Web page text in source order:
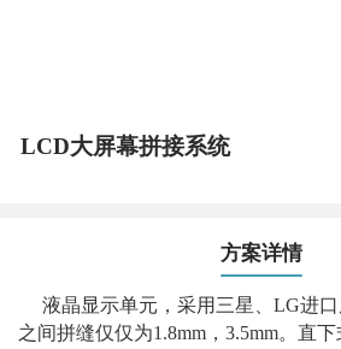
LCD大屏幕拼接系统
方案详情
液晶显示单元，采用三星、LG进口
之间拼缝仅仅为1.8mm，3.5mm。直